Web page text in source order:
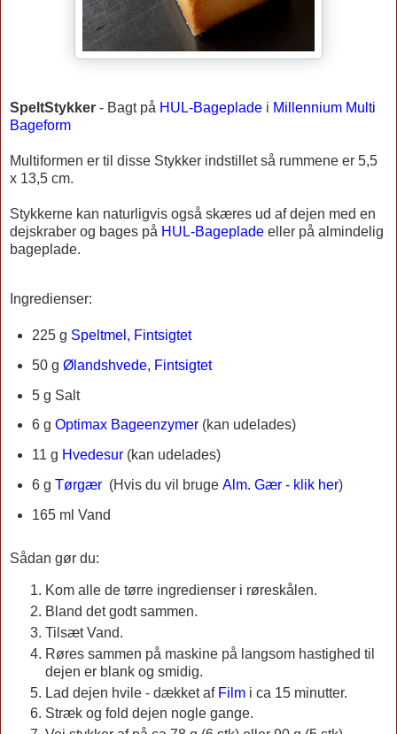
SpeltStykker - Bagt på HUL-Bageplade i Millennium Multi
Bageform
Multiformen er til disse Stykker indstillet så rummene er 5,5
x 13,5 cm.
Stykkerne kan naturligvis også skæres ud af dejen med en
dejskraber og bages på HUL-Bageplade eller på almindelig
bageplade.
Ingredienser:
225 g Speltmel, Fintsigtet
50 g Ølandshvede, Fintsigtet
5 g Salt
6 g Optimax Bageenzymer(kan udelades)
11 g Hvedesur(kan udelades)
6 g Tørgær (Hvis du vil bruge Alm. Gær - klik her)
165 ml Vand
Sådan gør du:
Kom alle de tørre ingredienser i røreskålen.
Bland det godt sammen.
Tilsæt Vand.
Røres sammen på maskine på langsom hastighed til
dejen er blank og smidig.
Lad dejen hvile - dækket af Film i ca 15 minutter.
Stræk og fold dejen nogle gange.